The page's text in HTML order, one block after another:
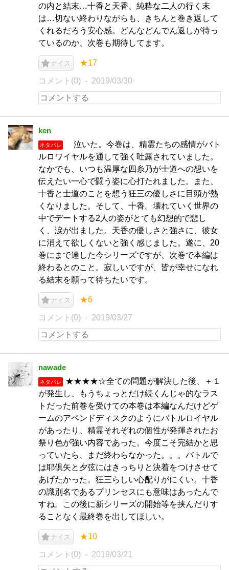
の内と結末…十香と天香、純粋な二人の行く末
は…切ない終わりながらも、きちんと巻き返して
くれるだろう安心感。どんなどんでん返しが待っ
ているのか、次巻も期待してます。
ナイス ★17
コメント(0) 2019/03/30
ken
ネタバレ
泣いた。今巻は、精霊たちの感情がバト
ルロワイヤルを通して強く吐露されていました。
なかでも、いつも温厚な四糸乃が士道への想いを
伝えたい一心で闘う姿に心打たれました。また、
十香と士道のことを想う狂三の優しさに目頭が熱
くなりました。そして、十香。壊れていく世界の
中でデートする2人の姿がとても幻想的で悲し
く、涙が出ました。天香の優しさと強さに、彼女
に消えて欲しくないと強く感じました。遂に、20
巻にまで達した今シリーズですが、次巻で本編は
終わるとのこと。寂しいですが、皆が幸せになれ
る結末を願って待ちたいです。
ナイス ★6
コメント(0) 2019/03/27
nawade
ネタバレ
★★★★☆全ての問題が解決した後、＋１
が発生し、もうちょっとだけ続くんじゃ的なラス
トだった前巻を受けての本巻は本編なんだけどゲ
ームのアペンドディスクのようにバトルロイヤル
があったり、精霊それぞれの個性が発揮されたお
祭り色が強い内容であった。今度こそ完結かと思
っていたら、まだ終わらなかった。。。バトルで
は耶倶矢と夕弦にはきっちりと決着をつけさせて
あげたかった。狂三らしい心配りがにくい。十香
の識別名であるプリンセスにも意味はあったんで
すね。この後に新シリーズの開始等を挟んだりす
ることなく最終巻を出してほしい。
ナイス ★10
コメント(0) 2019/03/21